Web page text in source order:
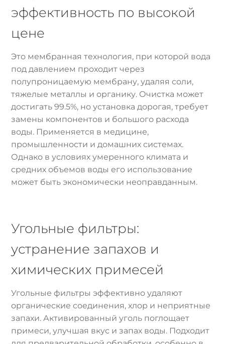
эффективность по высокой
цене
Это мембранная технология, при которой вода
под давлением проходит через
полупроницаемую мембрану, удаляя соли,
тяжелые металлы и органику. Очистка может
достигать 99.5%, но установка дорогая, требует
замены компонентов и большого расхода
воды. Применяется в медицине,
промышленности и домашних системах.
Однако в условиях умеренного климата и
средних объемов воды его использование
может быть экономически неоправданным.
Угольные фильтры:
устранение запахов и
химических примесей
Угольные фильтры эффективно удаляют
органические соединения, хлор и неприятные
запахи. Активированный уголь поглощает
примеси, улучшая вкус и запах воды. Подходит